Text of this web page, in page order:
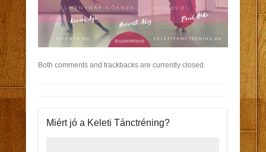
Both comments and trackbacks are currently closed.
Miért jó a Keleti Tánctréning?